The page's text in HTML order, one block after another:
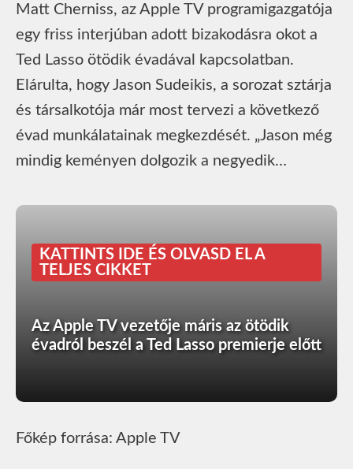
Matt Cherniss, az Apple TV programigazgatója
egy friss interjúban adott bizakodásra okot a
Ted Lasso ötödik évadával kapcsolatban.
Elárulta, hogy Jason Sudeikis, a sorozat sztárja
és társalkotója már most tervezi a következő
évad munkálatainak megkezdését. „Jason még
mindig keményen dolgozik a negyedik…
KATTINTS IDE ÉS OLVASD EL A
TELJES CIKKET
Az Apple TV vezetője máris az ötödik
évadról beszél a Ted Lasso premierje előtt
Főkép forrása: Apple TV